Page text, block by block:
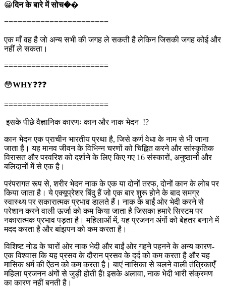
😀दिन के बारे में सोच��
=======================
एक माँ वह है जो अन्य सभी की जगह ले सकती है लेकिन जिसकी जगह कोई और
नहीं ले सकता।
=======================
😳WHY❓❓❓
=======================
इसके पीछे वैज्ञानिक कारणः कान और नाक भेदन !?
कान भेदन एक प्राचीन भारतीय प्रथा है, जिसे कर्ण वेधा के नाम से भी जाना
जाता है। यह मानव जीवन के विभिन्न चरणों को चिह्नित करने और सांस्कृतिक
विरासत और परवरिश को दर्शाने के लिए किए गए 16 संस्कारों, अनुष्ठानों और
बलिदानों में से एक है।
परंपरागत रूप से, शरीर भेदन नाक के एक या दोनों तरफ, दोनों कान के लोब पर
किया जाता है। ये एक्यूप्रेशर बिंदु हैं जो एक बार शुरू होने के बाद समग्र
स्वास्थ्य पर सकारात्मक प्रभाव डालते हैं। नाक के बाईं ओर भेदी करने से
परेशान करने वाली ऊर्जा को कम किया जाता है जिसका हमारे सिस्टम पर
नकारात्मक प्रभाव पड़ता है। महिलाओं में, यह प्रजनन अंगों को बेहतर बनाने में
मदद करता है और बांझपन को कम करता है।
विशिष्ट नोड के चारों ओर नाक भेदी और बाईं ओर गहने पहनने के अन्य कारण-
एक विश्वास कि यह प्रसव के दौरान प्रसव के दर्द को कम करता है और यह
मासिक धर्म की ऐंठन को कम करता है। बाएं नासिका से चलने वाली तंत्रिकाएँ
महिला प्रजनन अंगों से जुड़ी होती हैं! इसके अलावा, नाक भेदी भारी संक्रमण
का कारण नहीं बनती है।